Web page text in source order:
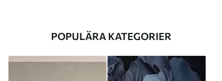
POPULÄRA KATEGORIER